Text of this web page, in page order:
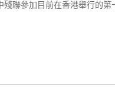
殘聯參加目前在香港舉行的